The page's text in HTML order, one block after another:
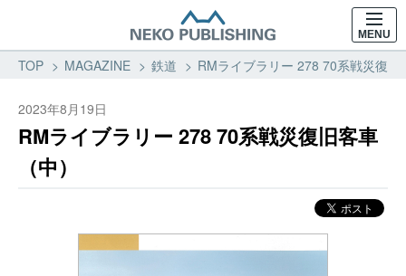
MENU
TOP MAGAZINE 鉄道 RMライブラリー 278 70系戦災復
2023年8月19日
RMライブラリー 278 70系戦災復旧客車
（中）